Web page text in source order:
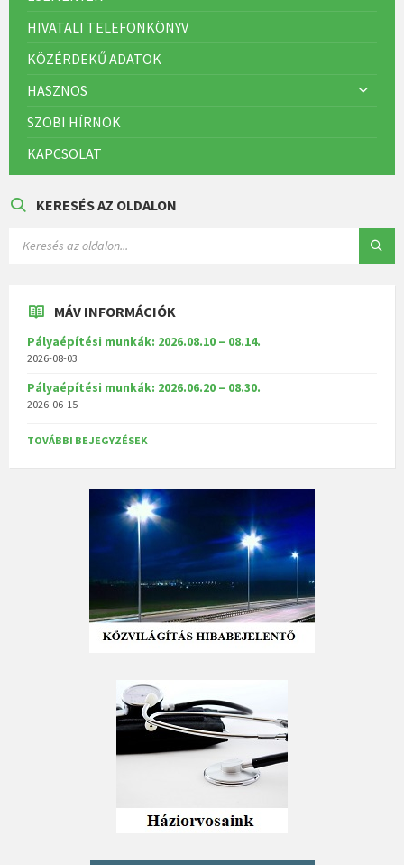
HIVATALI TELEFONKÖNYV
KÖZÉRDEKŰ ADATOK
HASZNOS
SZOBI HÍRNÖK
KAPCSOLAT
KERESÉS AZ OLDALON
MÁV INFORMÁCIÓK
Pályaépítési munkák: 2026.08.10 – 08.14.
2026-08-03
Pályaépítési munkák: 2026.06.20 – 08.30.
2026-06-15
TOVÁBBI BEJEGYZÉSEK